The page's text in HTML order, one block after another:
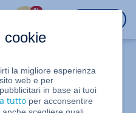
%
IPv4 pubblico su
cookie
la migliore esperienza
web e per
in base ai tuoi
tutto per acconsentire